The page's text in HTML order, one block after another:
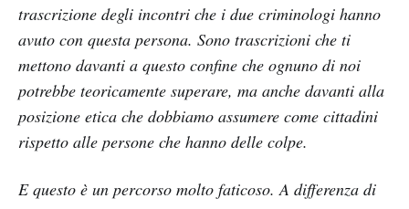
trascrizione degli incontri che i due criminologi hanno
avuto con questa persona. Sono trascrizioni che ti
mettono davanti a questo confine che ognuno di noi
potrebbe teoricamente superare, ma anche davanti alla
posizione etica che dobbiamo assumere come cittadini
rispetto alle persone che hanno delle colpe.
E questo è un percorso molto faticoso. A differenza di